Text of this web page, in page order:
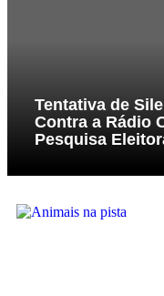
Tentativa de
Contra a Rádio
Pesquisa